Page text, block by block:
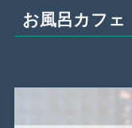
お風呂カフェ